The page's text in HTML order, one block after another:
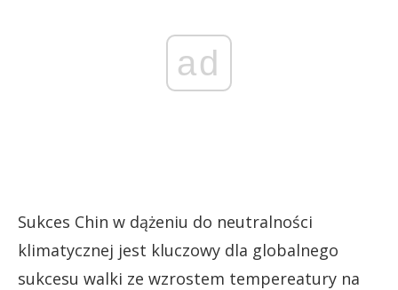
ad
Sukces Chin w dążeniu do neutralności
klimatycznej jest kluczowy dla globalnego
sukcesu walki ze wzrostem tempereatury na